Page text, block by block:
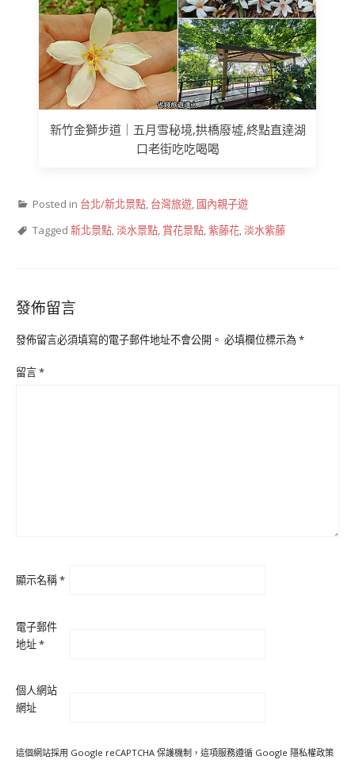
新竹金獅步道｜五月雪秘境,拱橋廢墟,終點直達湖
口老街吃吃喝喝
Posted in 台北/新北景點 台灣旅遊 國內親子遊
Tagged 新北景點 淡水景點 賞花景點 紫藤花 淡水紫藤
發佈留言
發佈留言必須填寫的電子郵件地址不會公開。 必填欄位標示為*
留言*
顯示名稱*
電子郵件
地址*
個人網站
網址
這個網站採用 Google reCAPTCHA 保護機制，這項服務遵循 Google 隱私權政策